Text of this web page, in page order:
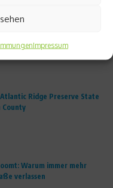
Impressum
deutsches Studio in
Ridge Preserve State
County
Warum immer mehr
verlassen